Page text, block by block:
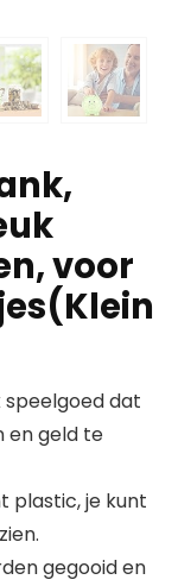
voor
speelgoed dat
en geld te
plastic, je kunt
gegooid en